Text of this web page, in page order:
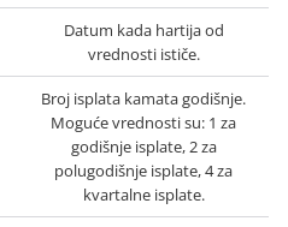
Datum kada hartija od
vrednosti ističe.
Broj isplata kamata godišnje.
Moguće vrednosti su: 1 za
godišnje isplate, 2 za
polugodišnje isplate, 4 za
kvartalne isplate.